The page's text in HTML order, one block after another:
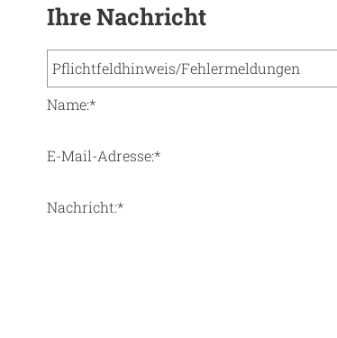
Ihre Nachricht
Name:*
E-Mail-Adresse:*
Nachricht:*